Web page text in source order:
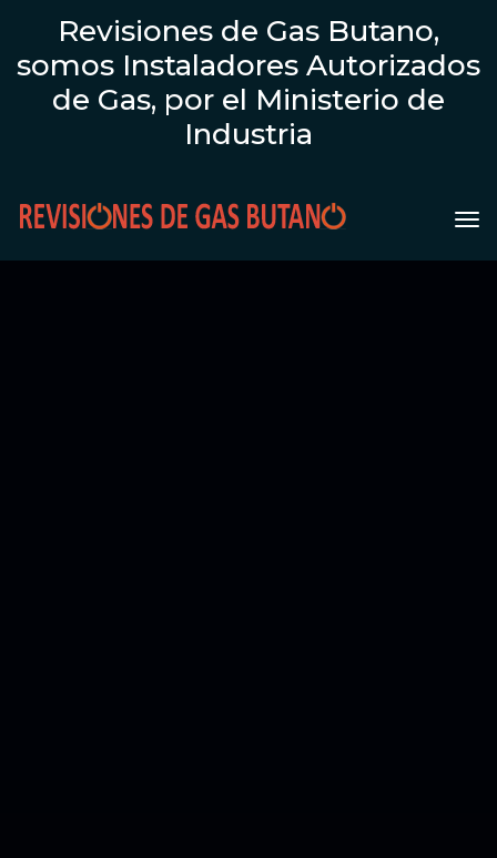
Revisiones de Gas Butano,
somos Instaladores Autorizados
de Gas, por el Ministerio de
Industria